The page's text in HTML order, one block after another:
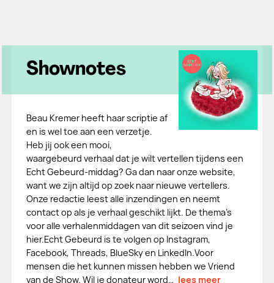
Shownotes
Beau Kremer heeft haar scriptie af
en is wel toe aan een verzetje.
Heb jij ook een mooi,
waargebeurd verhaal dat je wilt vertellen tijdens een
Echt Gebeurd-middag? Ga dan naar onze website,
want we zijn altijd op zoek naar nieuwe vertellers.
Onze redactie leest alle inzendingen en neemt
contact op als je verhaal geschikt lijkt. De thema's
voor alle verhalenmiddagen van dit seizoen vind je
hier.Echt Gebeurd is te volgen op Instagram,
Facebook, Threads, BlueSky en LinkedIn.Voor
mensen die het kunnen missen hebben we Vriend
van de Show. Wil je donateur word… lees meer